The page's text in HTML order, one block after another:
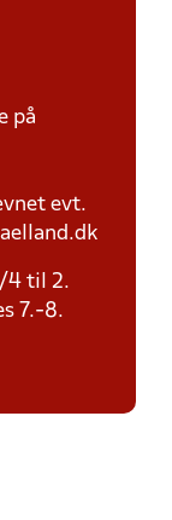
på
evt.
4 til 2.
7.-8.